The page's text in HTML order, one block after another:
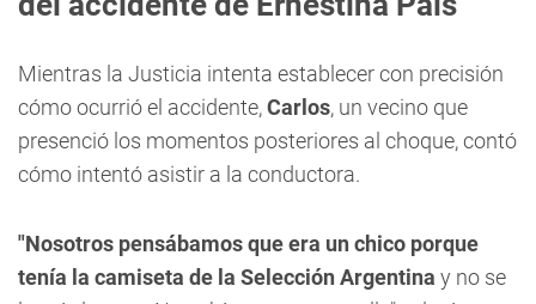
Mientras la Justicia intenta establecer con precisión
cómo ocurrió el accidente,Carlos, un vecino que
presenció los momentos posteriores al choque, contó
cómo intentó asistir a la conductora.
"Nosotros pensábamos que era un chico porque
tenía la camiseta de la Selección Argentina y no se